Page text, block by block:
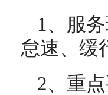
1、服
怠速、缓
2、重